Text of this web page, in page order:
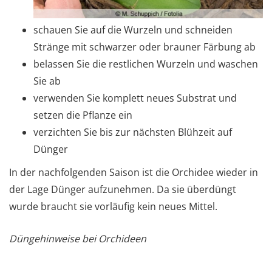
schauen Sie auf die Wurzeln und schneiden
Stränge mit schwarzer oder brauner Färbung ab
belassen Sie die restlichen Wurzeln und waschen
Sie ab
verwenden Sie komplett neues Substrat und
setzen die Pflanze ein
verzichten Sie bis zur nächsten Blühzeit auf
Dünger
In der nachfolgenden Saison ist die Orchidee wieder in
der Lage Dünger aufzunehmen. Da sie überdüngt
wurde braucht sie vorläufig kein neues Mittel.
Düngehinweise bei Orchideen